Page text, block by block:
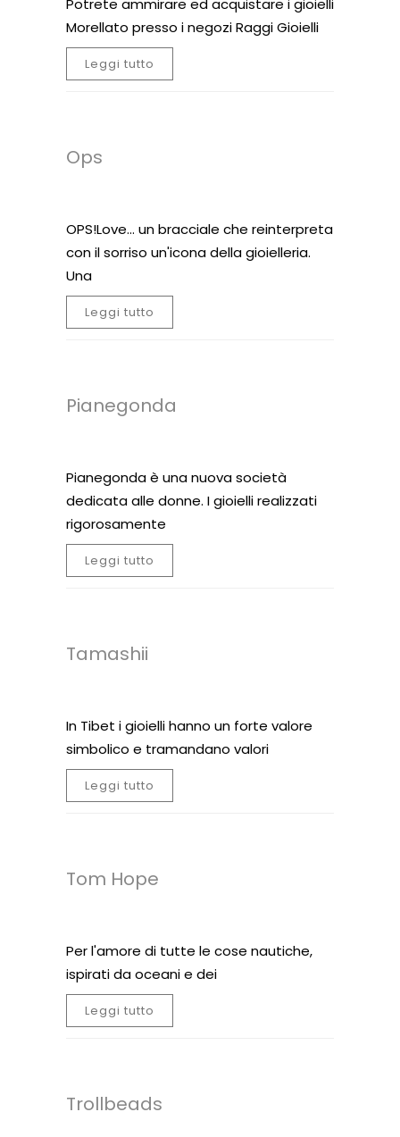
Potrete ammirare ed acquistare i gioielli
Morellato presso i negozi Raggi Gioielli
Leggi tutto
Ops
OPS!Love… un bracciale che reinterpreta
con il sorriso un'icona della gioielleria.
Una
Leggi tutto
Pianegonda
Pianegonda è una nuova società
dedicata alle donne. I gioielli realizzati
rigorosamente
Leggi tutto
Tamashii
In Tibet i gioielli hanno un forte valore
simbolico e tramandano valori
Leggi tutto
Tom Hope
Per l'amore di tutte le cose nautiche,
ispirati da oceani e dei
Leggi tutto
Trollbeads